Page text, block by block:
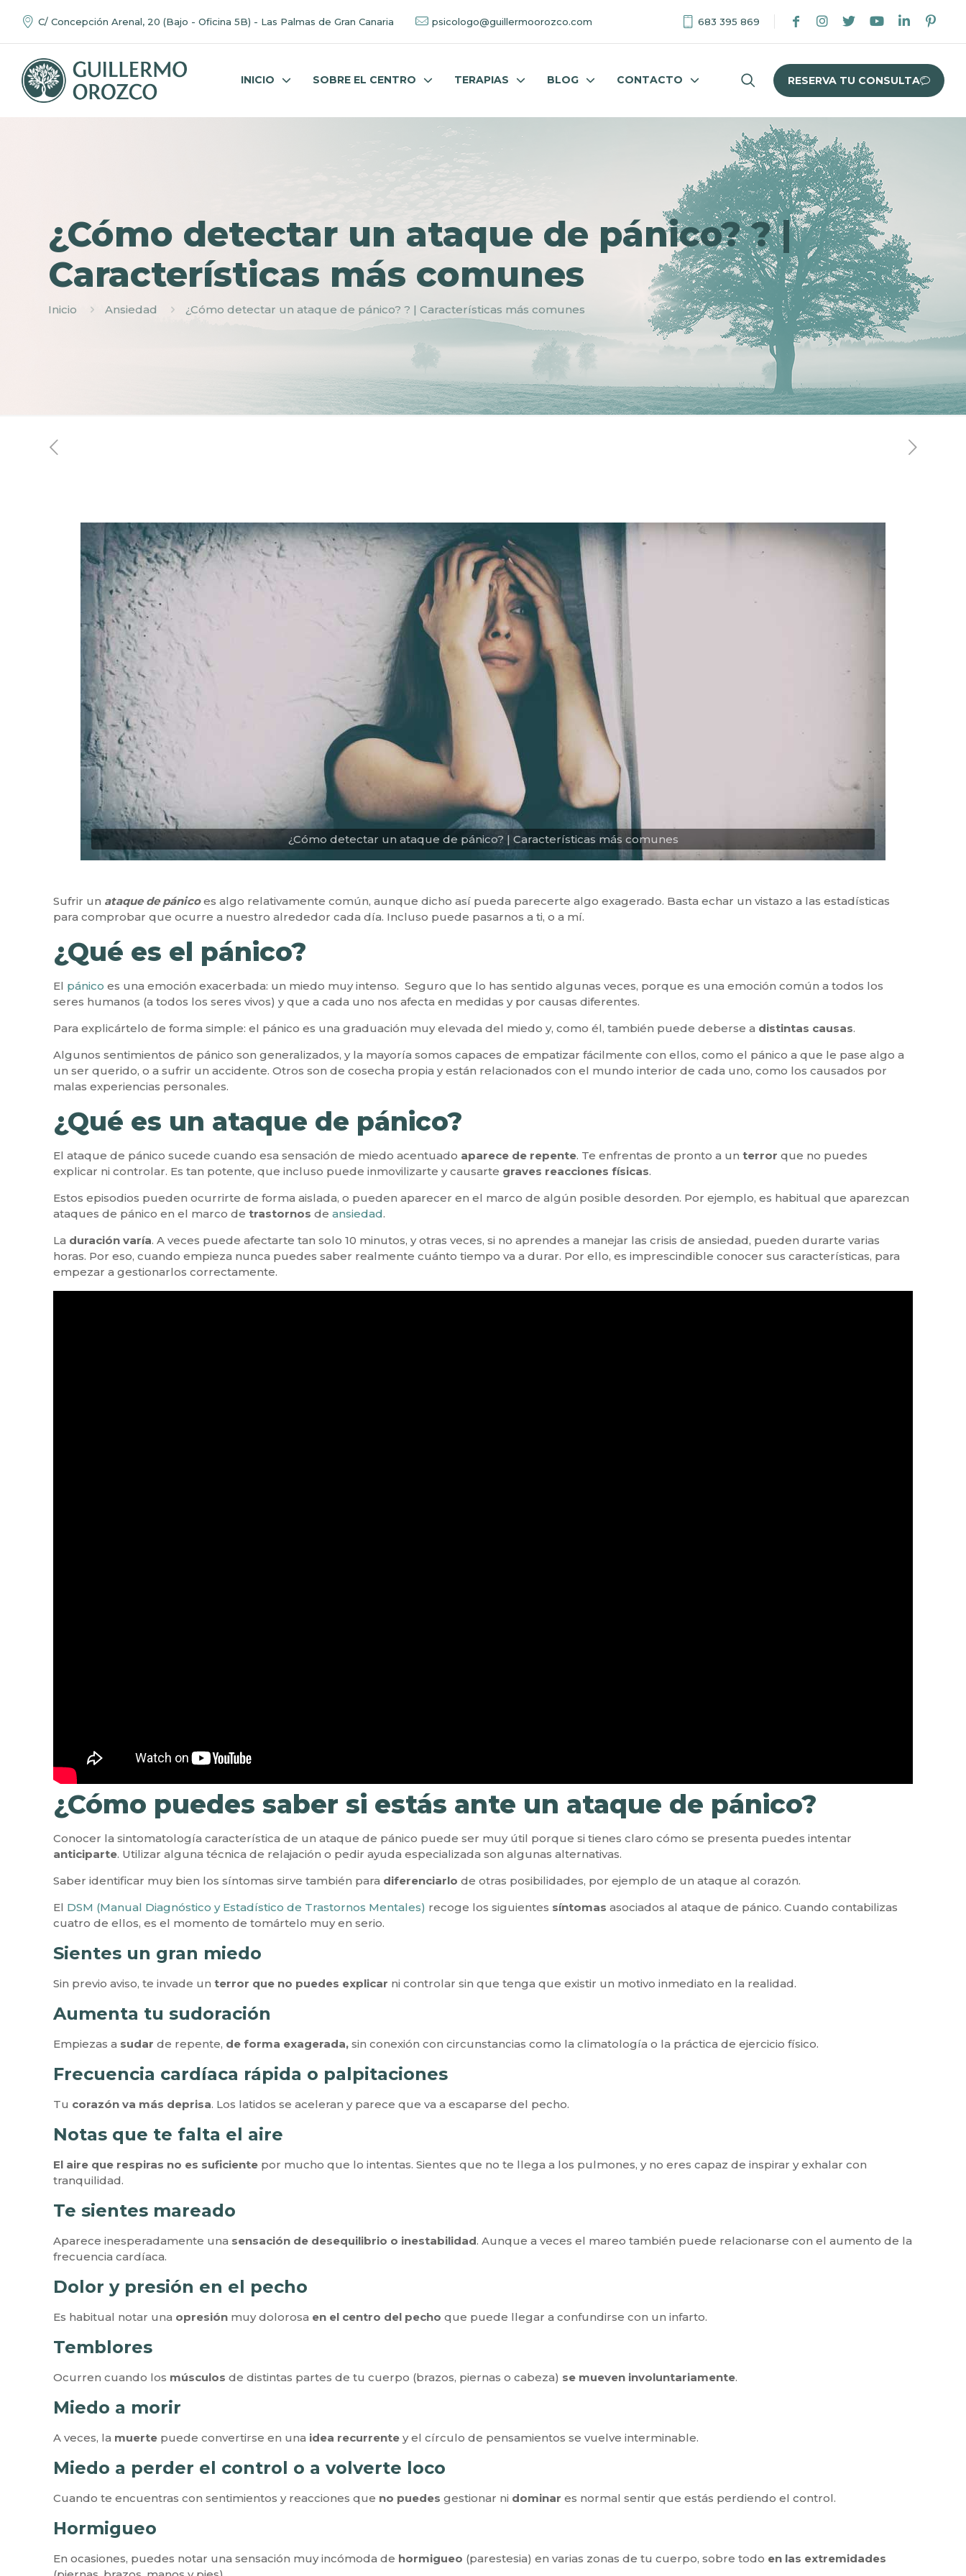
C/ Concepción Arenal, 20 (Bajo - Oficina 5B) - Las Palmas de Gran Canaria psicologo@guillermoorozco.com 683 395 869
INICIO SOBRE EL CENTRO TERAPIAS BLOG CONTACTO RESERVA TU CONSULTA
¿Cómo detectar un ataque de pánico? ? |
Características más comunes
Inicio Ansiedad ¿Cómo detectar un ataque de pánico? ? | Características más comunes
¿Cómo detectar un ataque de pánico? | Características más comunes
Sufrir un ataque de pánicoes algo relativamente común, aunque dicho así pueda parecerte algo exagerado. Basta echar un vistazo a las estadísticas
para comprobar que ocurre a nuestro alrededor cada día. Incluso puede pasarnos a ti, o a mí.
¿Qué es el pánico?
El pánico es una emoción exacerbada: un miedo muy intenso. Seguro que lo has sentido algunas veces, porque es una emoción común a todos los
seres humanos (a todos los seres vivos) y que a cada uno nos afecta en medidas y por causas diferentes.
Para explicártelo de forma simple: el pánico es una graduación muy elevada del miedo y, como él, también puede deberse a distintas causas.
Algunos sentimientos de pánico son generalizados, y la mayoría somos capaces de empatizar fácilmente con ellos, como el pánico a que le pase algo a
un ser querido, o a sufrir un accidente. Otros son de cosecha propia y están relacionados con el mundo interior de cada uno, como los causados por
malas experiencias personales.
¿Qué es un ataque de pánico?
El ataque de pánico sucede cuando esa sensación de miedo acentuado aparece de repente. Te enfrentas de pronto a un terror que no puedes
explicar ni controlar. Es tan potente, que incluso puede inmovilizarte y causarte graves reacciones físicas.
Estos episodios pueden ocurrirte de forma aislada, o pueden aparecer en el marco de algún posible desorden. Por ejemplo, es habitual que aparezcan
ataques de pánico en el marco detrastornos deansiedad.
La duración varía. A veces puede afectarte tan solo 10 minutos, y otras veces, si no aprendes a manejar las crisis de ansiedad, pueden durarte varias
horas. Por eso, cuando empieza nunca puedes saber realmente cuánto tiempo va a durar. Por ello, es imprescindible conocer sus características, para
empezar a gestionarlos correctamente.
¿Cómo puedes saber si estás ante un ataque de pánico?
Conocer la sintomatología característica de un ataque de pánico puede ser muy útil porque si tienes claro cómo se presenta puedes intentar
anticiparte. Utilizar alguna técnica de relajación o pedir ayuda especializada son algunas alternativas.
Saber identificar muy bien los síntomas sirve también para diferenciarlo de otras posibilidades, por ejemplo de un ataque al corazón.
El DSM (Manual Diagnóstico y Estadístico de Trastornos Mentales) recoge los siguientes síntomas asociados al ataque de pánico. Cuando contabilizas
cuatro de ellos, es el momento de tomártelo muy en serio.
Sientes un gran miedo
Sin previo aviso, te invade unterror que no puedes explicar ni controlar sin que tenga que existir un motivo inmediato en la realidad.
Aumenta tu sudoración
Empiezas a sudar de repente, de forma exagerada, sin conexión con circunstancias como la climatología o la práctica de ejercicio físico.
Frecuencia cardíaca rápida o palpitaciones
Tu corazón va más deprisa. Los latidos se aceleran y parece que va a escaparse del pecho.
Notas que te falta el aire
El aire que respiras no es suficiente por mucho que lo intentas. Sientes que no te llega a los pulmones, y no eres capaz de inspirar y exhalar con
tranquilidad.
Te sientes mareado
Aparece inesperadamente una sensación de desequilibrio o inestabilidad. Aunque a veces el mareo también puede relacionarse con el aumento de la
frecuencia cardíaca.
Dolor y presión en el pecho
Es habitual notar una opresión muy dolorosa en el centro del pecho que puede llegar a confundirse con un infarto.
Temblores
Ocurren cuando los músculos de distintas partes de tu cuerpo (brazos, piernas o cabeza) se mueven involuntariamente.
Miedo a morir
A veces, la muerte puede convertirse en una idea recurrente y el círculo de pensamientos se vuelve interminable.
Miedo a perder el control o a volverte loco
Cuando te encuentras con sentimientos y reacciones que no puedes gestionar ni dominar es normal sentir que estás perdiendo el control.
Hormigueo
En ocasiones, puedes notar una sensación muy incómoda de hormigueo (parestesia) en varias zonas de tu cuerpo, sobre todo en las extremidades